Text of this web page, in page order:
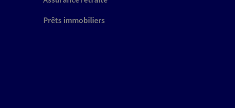
Prêts immobiliers